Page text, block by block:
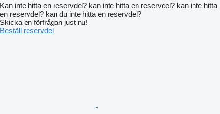
Kan inte hitta en reservdel? kan inte hitta en reservdel? kan inte hitta
en reservdel? kan du inte hitta en reservdel?
Skicka en förfrågan just nu!
Beställ reservdel